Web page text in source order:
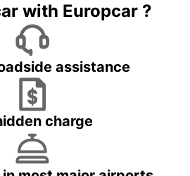
with Europcar ?
assistance
charge